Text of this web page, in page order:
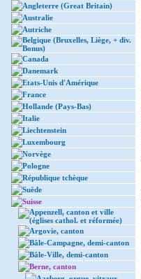
Angleterre (Great Britain)
Australie
Autriche
Belgique (Bruxelles, Liège, + div.
Bonus)
Canada
Danemark
Etats-Unis d'Amérique
France
Hollande (Pays-Bas)
Italie
Liechtenstein
Luxembourg
Norvège
Pologne
République tchèque
Suède
Suisse
Appenzell, canton et ville
(églises cathol. et réformée)
Argovie, canton
Bâle-Campagne, demi-canton
Bâle-Ville, demi-canton
Berne, canton